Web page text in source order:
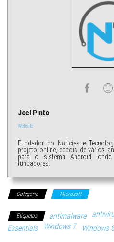
Joel Pinto
Website
Fundador do Noticias e
projeto online, depois de vários
para o sistema Android,
fundadores.
Categoria Microsoft
Etiquetas antimalware
Essentials
Windows 7 Windows